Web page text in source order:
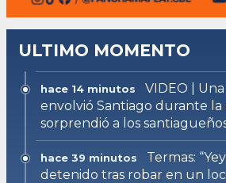
ULTIMO MOMENTO
hace 14 minutos
VIDEO |
envolvió Santiago durante la
sorprendió a los
hace 39 minutos
Termas:
detenido tras robar en un